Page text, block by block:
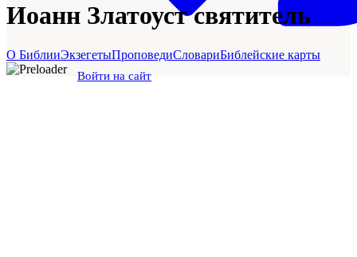
Войти на сайт
Иоанн Златоуст святитель
О БиблииЭкзегетыПроповедиСловариБиблейские карты